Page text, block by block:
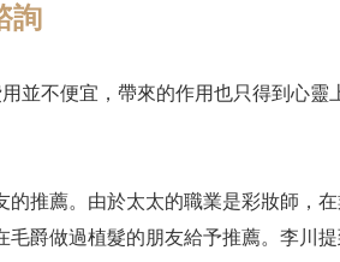
詢
並不便宜，帶來的作用也只得到心靈
推薦。由於太太的職業是彩妝師，
爵做過植髮的朋友給予推薦。李川提